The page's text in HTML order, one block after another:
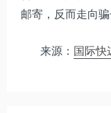
邮寄，反而走向
来源： 国际快